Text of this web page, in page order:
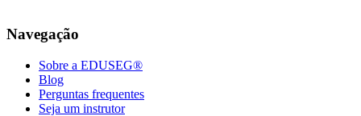
Navegação
Sobre a EDUSEG®
Blog
Perguntas frequentes
Seja um instrutor